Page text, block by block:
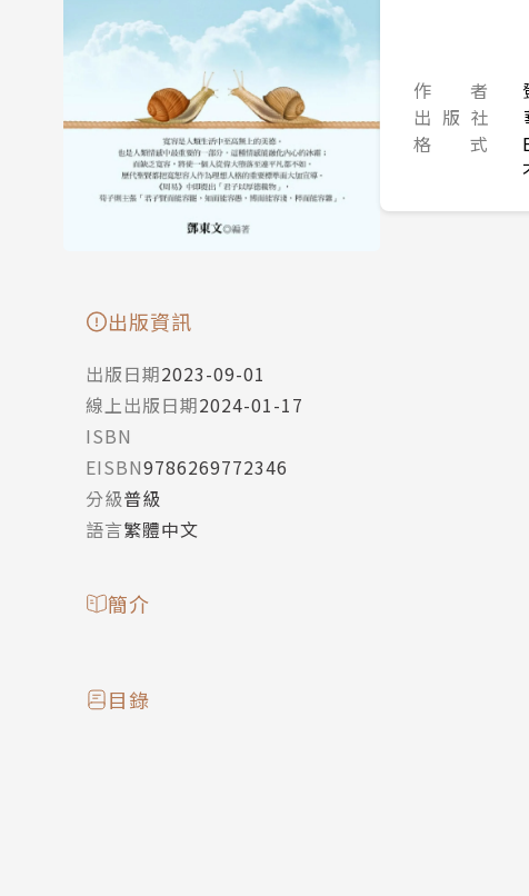
作 者
出 版 社
格 式
出版資訊
出版日期2023-09-01
線上出版日期2024-01-17
ISBN
EISBN9786269772346
分級普級
語言繁體中文
簡介
目錄